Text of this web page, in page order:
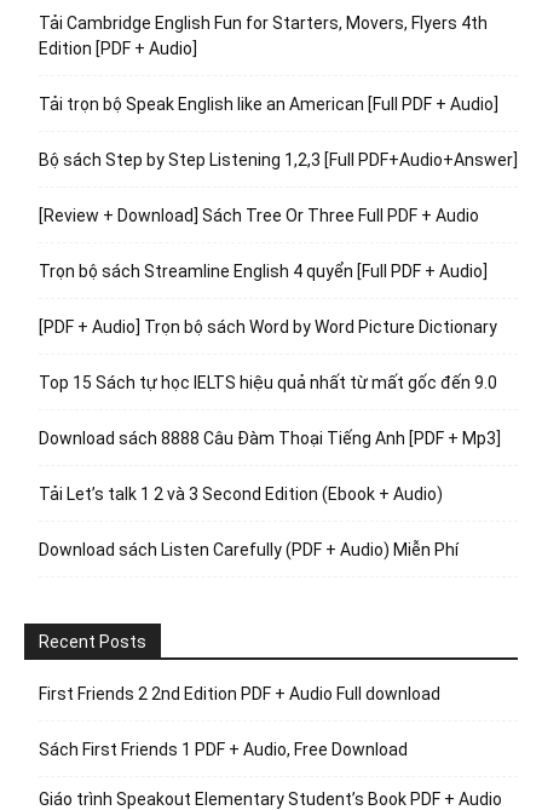
Tải Cambridge English Fun for Starters, Movers, Flyers 4th
Edition [PDF + Audio]
Tải trọn bộ Speak English like an American [Full PDF + Audio]
Bộ sách Step by Step Listening 1,2,3 [Full PDF+Audio+Answer]
[Review + Download] Sách Tree Or Three Full PDF + Audio
Trọn bộ sách Streamline English 4 quyển [Full PDF + Audio]
[PDF + Audio] Trọn bộ sách Word by Word Picture Dictionary
Top 15 Sách tự học IELTS hiệu quả nhất từ mất gốc đến 9.0
Download sách 8888 Câu Đàm Thoại Tiếng Anh [PDF + Mp3]
Tải Let’s talk 1 2 và 3 Second Edition (Ebook + Audio)
Download sách Listen Carefully (PDF + Audio) Miễn Phí
Recent Posts
First Friends 2 2nd Edition PDF + Audio Full download
Sách First Friends 1 PDF + Audio, Free Download
Giáo trình Speakout Elementary Student’s Book PDF + Audio